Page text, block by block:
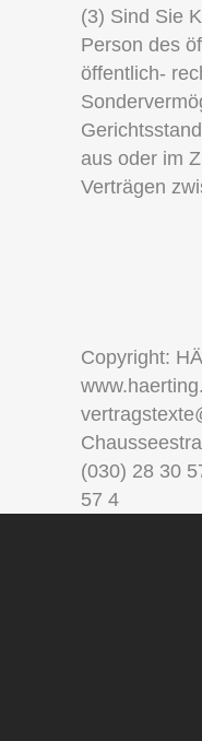
(3) Sind Sie
Person des
öffentlich-
aus oder im
Verträgen
Copyright:
(030) 28 30
57 4